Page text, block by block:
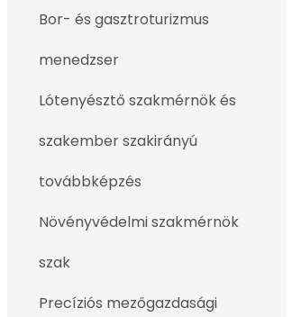
Bor- és gasztroturizmus
menedzser
Lótenyésztő szakmérnök és
szakember szakirányú
továbbképzés
Növényvédelmi szakmérnök
szak
Precíziós mezőgazdasági